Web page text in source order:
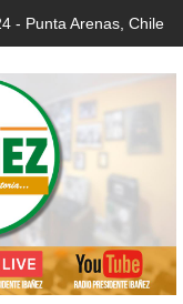
- Punta Arenas, Chile